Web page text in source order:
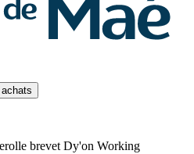
brevet Dy'on Working